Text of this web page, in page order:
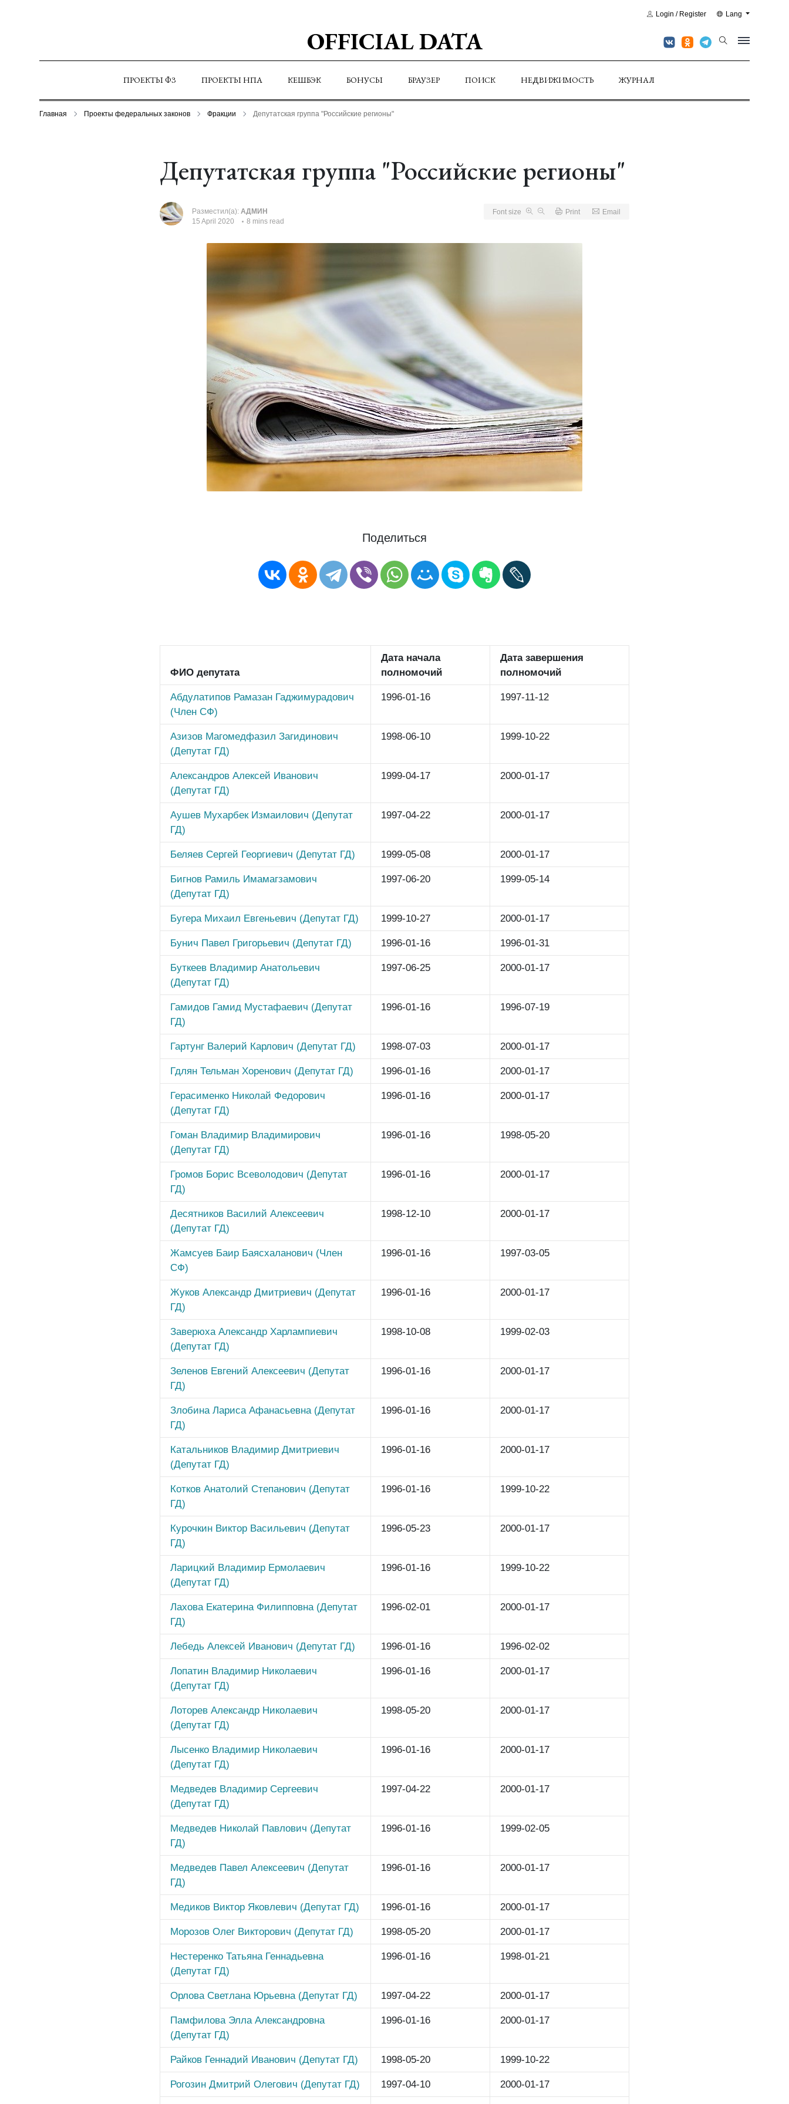
Login / Register Lang
OFFICIAL DATA
ПРОЕКТЫ ФЗ ПРОЕКТЫ НПА КЕШБЭК БОНУСЫ БРАУЗЕР ПОИСК НЕДВИЖИМОСТЬ ЖУРНАЛ
Главная Проекты федеральных законов Фракции Депутатская группа "Российские регионы"
Депутатская группа "Российские регионы"
Разместил(а): АДМИН
15 April 2020
8 mins read
Font size Print Email
Поделиться
ФИО депутата
Дата начала
полномочий
Дата завершения
полномочий
Абдулатипов Рамазан Гаджимурадович
(Член СФ)
1996-01-16 1997-11-12
Азизов Магомедфазил Загидинович
(Депутат ГД)
1998-06-10 1999-10-22
Александров Алексей Иванович
(Депутат ГД)
1999-04-17 2000-01-17
Аушев Мухарбек Измаилович (Депутат
ГД)
1997-04-22 2000-01-17
Беляев Сергей Георгиевич (Депутат ГД) 1999-05-08 2000-01-17
Бигнов Рамиль Имамагзамович
(Депутат ГД)
1997-06-20 1999-05-14
Бугера Михаил Евгеньевич (Депутат ГД) 1999-10-27 2000-01-17
Бунич Павел Григорьевич (Депутат ГД) 1996-01-16 1996-01-31
Буткеев Владимир Анатольевич
(Депутат ГД)
1997-06-25 2000-01-17
Гамидов Гамид Мустафаевич (Депутат
ГД)
1996-01-16 1996-07-19
Гартунг Валерий Карлович (Депутат ГД) 1998-07-03 2000-01-17
Гдлян Тельман Хоренович (Депутат ГД) 1996-01-16 2000-01-17
Герасименко Николай Федорович
(Депутат ГД)
1996-01-16 2000-01-17
Гоман Владимир Владимирович
(Депутат ГД)
1996-01-16 1998-05-20
Громов Борис Всеволодович (Депутат
ГД)
1996-01-16 2000-01-17
Десятников Василий Алексеевич
(Депутат ГД)
1998-12-10 2000-01-17
Жамсуев Баир Баясхаланович (Член
СФ)
1996-01-16 1997-03-05
Жуков Александр Дмитриевич (Депутат
ГД)
1996-01-16 2000-01-17
Заверюха Александр Харлампиевич
(Депутат ГД)
1998-10-08 1999-02-03
Зеленов Евгений Алексеевич (Депутат
ГД)
1996-01-16 2000-01-17
Злобина Лариса Афанасьевна (Депутат
ГД)
1996-01-16 2000-01-17
Катальников Владимир Дмитриевич
(Депутат ГД)
1996-01-16 2000-01-17
Котков Анатолий Степанович (Депутат
ГД)
1996-01-16 1999-10-22
Курочкин Виктор Васильевич (Депутат
ГД)
1996-05-23 2000-01-17
Ларицкий Владимир Ермолаевич
(Депутат ГД)
1996-01-16 1999-10-22
Лахова Екатерина Филипповна (Депутат
ГД)
1996-02-01 2000-01-17
Лебедь Алексей Иванович (Депутат ГД) 1996-01-16 1996-02-02
Лопатин Владимир Николаевич
(Депутат ГД)
1996-01-16 2000-01-17
Лоторев Александр Николаевич
(Депутат ГД)
1998-05-20 2000-01-17
Лысенко Владимир Николаевич
(Депутат ГД)
1996-01-16 2000-01-17
Медведев Владимир Сергеевич
(Депутат ГД)
1997-04-22 2000-01-17
Медведев Николай Павлович (Депутат
ГД)
1996-01-16 1999-02-05
Медведев Павел Алексеевич (Депутат
ГД)
1996-01-16 2000-01-17
Медиков Виктор Яковлевич (Депутат ГД) 1996-01-16 2000-01-17
Морозов Олег Викторович (Депутат ГД) 1998-05-20 2000-01-17
Нестеренко Татьяна Геннадьевна
(Депутат ГД)
1996-01-16 1998-01-21
Орлова Светлана Юрьевна (Депутат ГД) 1997-04-22 2000-01-17
Памфилова Элла Александровна
(Депутат ГД)
1996-01-16 2000-01-17
Райков Геннадий Иванович (Депутат ГД) 1998-05-20 1999-10-22
Рогозин Дмитрий Олегович (Депутат ГД) 1997-04-10 2000-01-17